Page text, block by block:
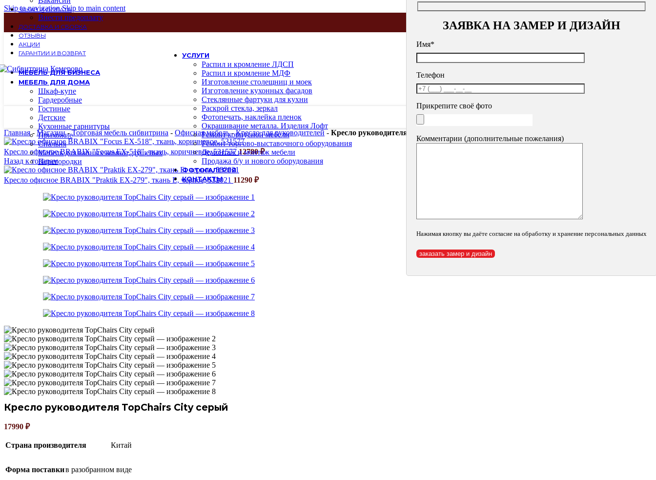
Skip to navigationSkip to main content
ЗАКАЗ И ОПЛАТА
Внести предоплату
ДОСТАВКА И СБОРКА
ОТЗЫВЫ
АКЦИИ
ГАРАНТИИ И ВОЗВРАТ
г. Кемеровоул. Соборная, 3
+7 (902) 755-45-55
Пн-пт: 09-18 сб-вс: выходной
г. Новокузнецк,
+7 (902) 984-52-09
Пн-пт: 09-18 сб-вс: выходной
МЕБЕЛЬ ДЛЯ БИЗНЕСА
МЕБЕЛЬ ДЛЯ ДОМА
Шкаф-купе
Гардеробные
Гостиные
Детские
Кухонные гарнитуры
Прихожие
Спальня
Мебель для ванных комнат, душевых
Перегородки
УСЛУГИ
Распил и кромление ЛДСП
Распил и кромление МДФ
Изготовление столещниц и моек
Изготовление кухонных фасадов
Стеклянные фартуки для кухни
Раскрой стекла, зеркал
Фотопечать, наклейка пленок
Окрашивание металла. Изделия Лофт
Ремонт корпусной мебели
Ремонт торгово-выставочного оборудования
Демонтаж и монтаж мебели
Продажа б/у и нового оборудования
ФОТОГАЛЕРЕЯ
КОНТАКТЫ
ЗАЯВКА НА ЗАМЕР И ДИЗАЙН
Имя*
Телефон
Прикрепите своё фото
Комментарии (дополнительные пожелания)
Нажимая кнопку вы даёте согласие на обработку и хранение персональных данных
Главная- Магазин-Торговая мебель сибвитрина - Офисная мебель-Кресло для руководителей - Кресло руководителя TopChairs City серый
Кресло офисное BRABIX "Focus EX-518", ткань, коричневое, 53157712780₽
Назад к товарам
Кресло офисное BRABIX "Praktik EX-279", ткань E, черное, 532021 11290 ₽
Кресло руководителя TopChairs City серый
17990 ₽
Страна производителя Китай
Форма поставкив разобранном виде